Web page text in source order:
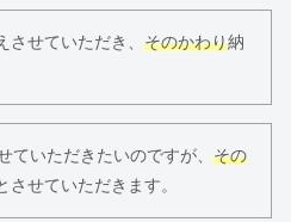
せていただき、 そのかわり納
ていただきたいのですが、 その
せていただきます。